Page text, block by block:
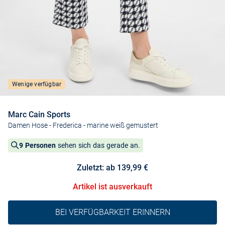
Wenige verfügbar
Marc Cain Sports
Damen Hose - Frederica - marine weiß gemustert
9 Personen sehen sich das gerade an.
Zuletzt: ab 139,99 €
Artikel ist ausverkauft
BEI VERFÜGBARKEIT ERINNERN